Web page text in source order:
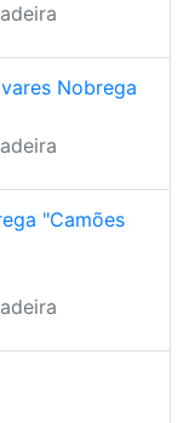
Nobrega
"Camões